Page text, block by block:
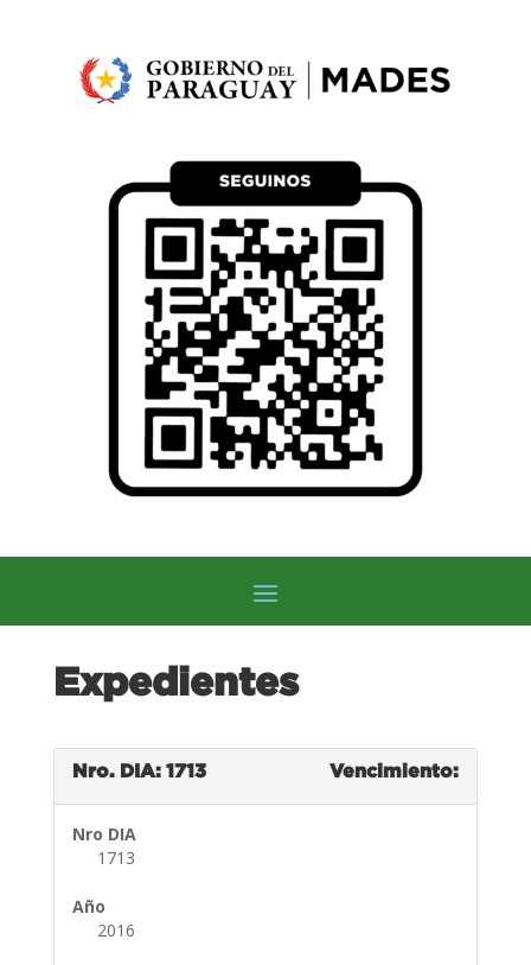
Expedientes
Nro. DIA: 1713 Vencimiento:
Nro DIA
1713
Año
2016